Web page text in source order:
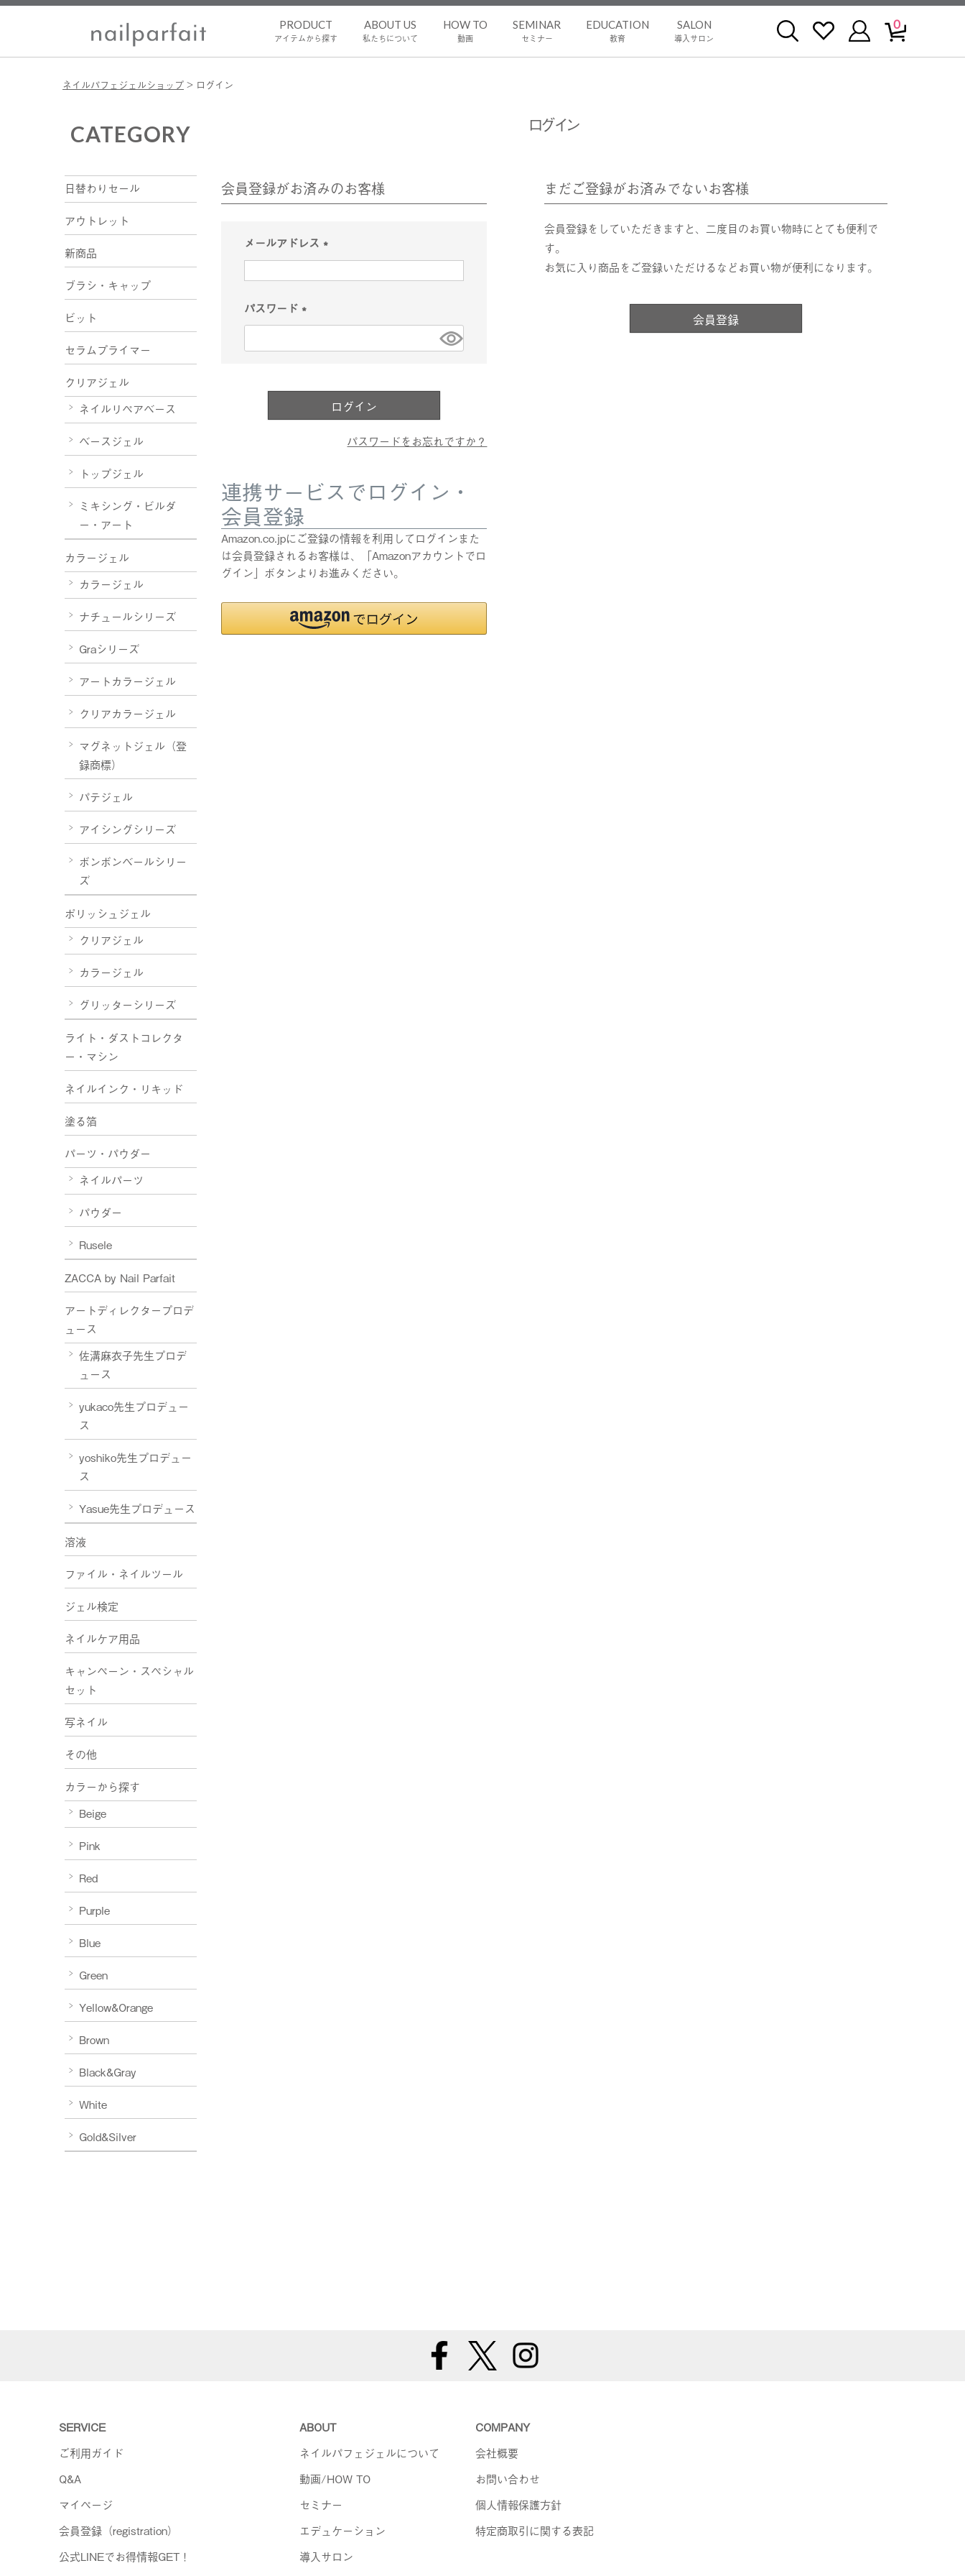
PRODUCT
アイテムから探す
ABOUT US
私たちについて
HOW TO
動画
SEMINAR
セミナー
EDUCATION
教育
SALON
導入サロン
0
ネイルパフェジェルショップ ログイン
CATEGORY
日替わりセール
アウトレット
新商品
ブラシ・キャップ
ビット
セラムプライマー
クリアジェル
ネイルリペアベース
ベースジェル
トップジェル
ミキシング・ビルダ
ー・アート
カラージェル
カラージェル
ナチュールシリーズ
Graシリーズ
アートカラージェル
クリアカラージェル
マグネットジェル（登
録商標）
パテジェル
アイシングシリーズ
ボンボンベールシリー
ズ
ポリッシュジェル
クリアジェル
カラージェル
グリッターシリーズ
ライト・ダストコレクタ
ー・マシン
ネイルインク・リキッド
塗る箔
パーツ・パウダー
ネイルパーツ
パウダー
Rusele
ZACCA by Nail Parfait
アートディレクタープロデ
ュース
佐溝麻衣子先生プロデ
ュース
yukaco先生プロデュー
ス
yoshiko先生プロデュー
ス
Yasue先生プロデュース
溶液
ファイル・ネイルツール
ジェル検定
ネイルケア用品
キャンペーン・スペシャル
セット
写ネイル
その他
カラーから探す
Beige
Pink
Red
Purple
Blue
Green
Yellow&Orange
Brown
Black&Gray
White
Gold&Silver
ログイン
会員登録がお済みのお客様
メールアドレス
(
必
)
パスワード
(
必
)
ログイン
パスワードをお忘れですか？
連携サービスでログイン・
会員登録
Amazon.co.jpにご登録の情報を利用してログインまた
は会員登録されるお客様は、「Amazonアカウントでロ
グイン」ボタンよりお進みください。
まだご登録がお済みでないお客様
会員登録をしていただきますと、二度目のお買い物時にとても便利で
す。
お気に入り商品をご登録いただけるなどお買い物が便利になります。
会員登録
SERVICE
ご利用ガイド
Q&A
マイページ
会員登録（registration）
公式LINEでお得情報GET！
ABOUT
ネイルパフェジェルについて
動画/HOW TO
セミナー
エデュケーション
導入サロン
COMPANY
会社概要
お問い合わせ
個人情報保護方針
特定商取引に関する表記